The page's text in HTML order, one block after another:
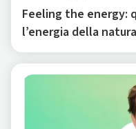
Feeling the energy:
l’energia della natura